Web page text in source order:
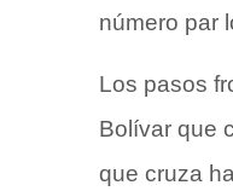
número par
Los pasos
Bolívar que
que cruza